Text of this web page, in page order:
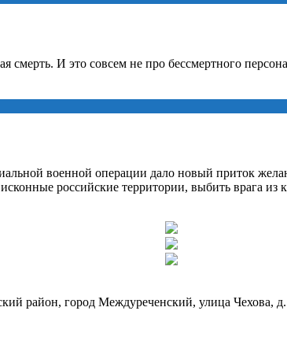
смерть. И это совсем не про бессмертного
военной операции дало новый приток
российские территории, выбить врага из
район, город Междуреченский, улица Чехова, д.